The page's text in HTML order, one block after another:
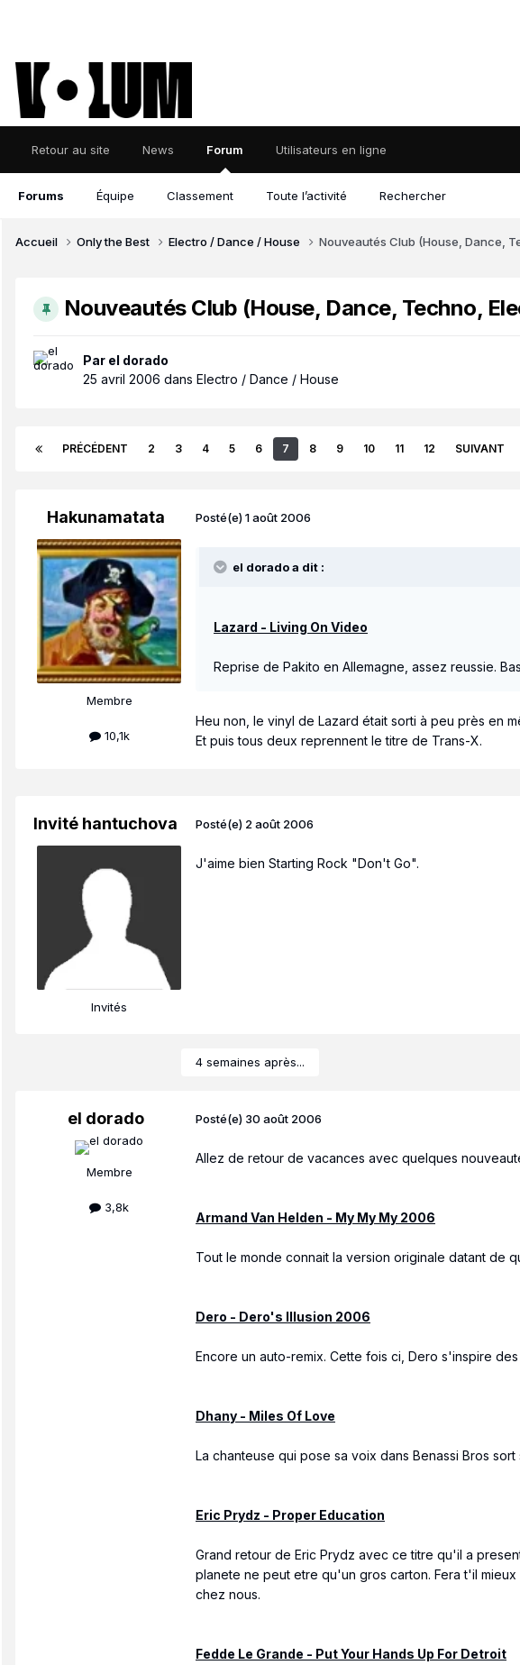
Retour au site News Forum
Forums Équipe Classement Toute l’activité Rechercher
Utilisateurs en ligne
Accueil Only the Best Electro / Dance / House Nouveautés Club (House, Dance,
Nouveautés Club (House, Dance, Techno,
Par el dorado
25 avril 2006 dans Electro / Dance / House
PRÉCÉDENT 2 3 4 5 6 7 8 9 10 11 12 SUIVANT
Hakunamatata
Membre
10,1k
Posté(e)1 août 2006
el dorado a dit :
Lazard - Living On Video
Reprise de Pakito en Allemagne, assez reussie.
Heu non, le vinyl de Lazard était sorti à peu près en
Et puis tous deux reprennent le titre de Trans-X.
Invité hantuchova
Invités
Posté(e) 2 août 2006
J'aime bien Starting Rock "Don't Go".
4 semaines après...
el dorado
Membre
3,8k
Posté(e) 30 août 2006
Allez de retour de vacances avec quelques
Armand Van Helden - My My My 2006
Tout le monde connait la version originale datant de
Dero - Dero's Illusion 2006
Encore un auto-remix. Cette fois ci, Dero s'inspire
Dhany - Miles Of Love
La chanteuse qui pose sa voix dans Benassi Bros
Eric Prydz - Proper Education
Grand retour de Eric Prydz avec ce titre qu'il a
planete ne peut etre qu'un gros carton. Fera t'il
chez nous.
Fedde Le Grande - Put Your Hands Up For Detroit